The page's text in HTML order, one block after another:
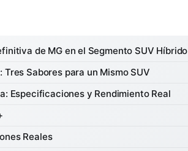
de MG en el Segmento SUV Híbrido
Sabores para un Mismo SUV
Especificaciones y Rendimiento Real
Reales